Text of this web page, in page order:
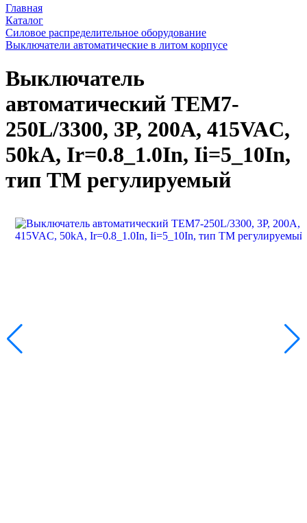
Главная
Каталог
Силовое распределительное оборудование
Выключатели автоматические в литом корпусе
Выключатель
автоматический TEM7-
250L/3300, 3P, 200A, 415VAC,
50kA, Ir=0.8_1.0In, Ii=5_10In,
тип ТМ регулируемый